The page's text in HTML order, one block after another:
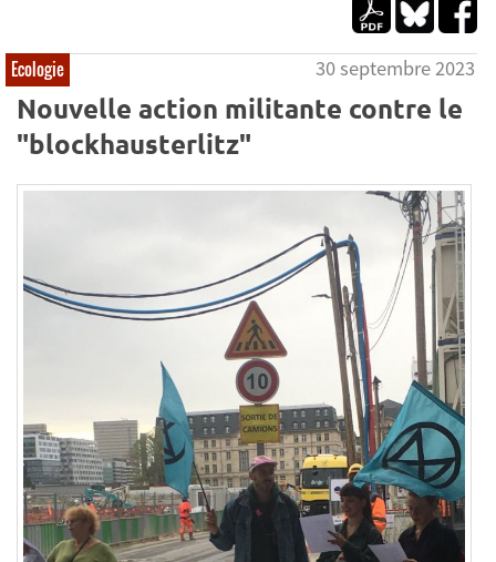
Ecologie 30 septembre 2023
Nouvelle action militante contre le
"blockhausterlitz"